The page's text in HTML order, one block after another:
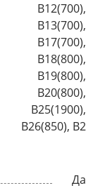
B12(700),
B13(700),
B17(700),
B18(800),
B19(800),
B20(800),
B25(1900),
B26(850), B2
Да